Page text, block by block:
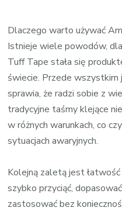
Dlaczego warto używać
Istnieje wiele powodów,
Tuff Tape stała się
świecie. Przede
sprawia, że radzi sobie z
tradycyjne taśmy klejące
w różnych warunkach, co
sytuacjach awaryjnych.
Kolejną zaletą jest
szybko przyciąć,
zastosować bez